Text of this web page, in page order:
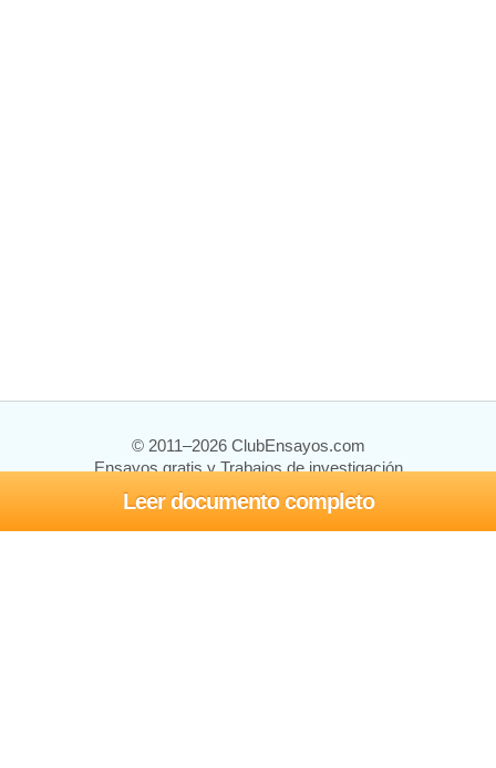
Leer documento completo
© 2011–2026 ClubEnsayos.com
Ensayos gratis y Trabajos de investigación